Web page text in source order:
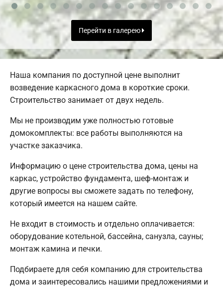
Перейти в галерею
Наша компания по доступной цене выполнит
возведение каркасного дома в короткие сроки.
Строительство занимает от двух недель.
Мы не производим уже полностью готовые
домокомплекты: все работы выполняются на
участке заказчика.
Информацию о цене строительства дома, цены на
каркас, устройство фундамента, шеф-монтаж и
другие вопросы вы сможете задать по телефону,
который имеется на нашем сайте.
Не входит в стоимость и отдельно оплачивается:
оборудование котельной, бассейна, санузла, сауны;
монтаж камина и печки.
Подбираете для себя компанию для строительства
дома и заинтересовались нашими предложениями и